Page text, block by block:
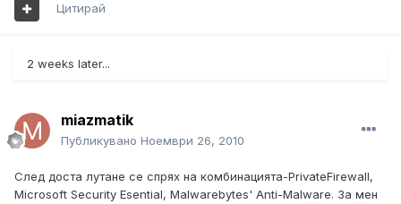
Цитирай
2 weeks later...
miazmatik
Публикувано Ноември 26, 2010
След доста лутане се спрях на комбинацията-PrivateFirewall,
Microsoft Security Esential, Malwarebytes' Anti-Malware. За мен